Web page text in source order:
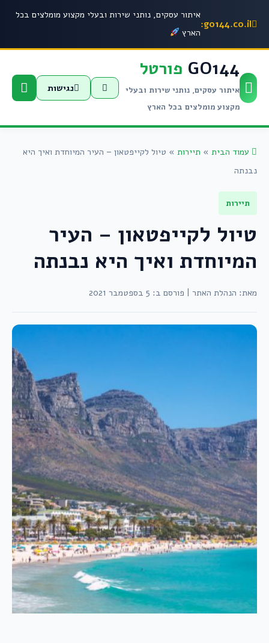
go144.co.il:
איתור עסקים, נותני שירות ובעלי מקצוע מומלצים בכל
הארץ
GO144 פורטל
איתור עסקים, נותני שירות ובעלי
מקצוע מומלצים בכל הארץ
נגישות
עמוד הבית » תיירות » טיול לקייפטאון – העיר המיוחדת ואיך היא
נבנתה
תיירות
טיול לקייפטאון – העיר
המיוחדת ואיך היא נבנתה
מאת: הנהלת האתר פורסם ב: 5 בספטמבר 2021